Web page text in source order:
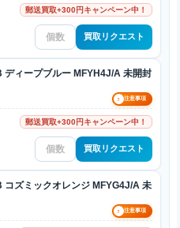
郵送買取+300円キャンペーン中！
買取リクエスト
ィープブルー MFYH4J/A 未開封
! 注意事項
郵送買取+300円キャンペーン中！
買取リクエスト
ズミックオレンジ MFYG4J/A 未
! 注意事項